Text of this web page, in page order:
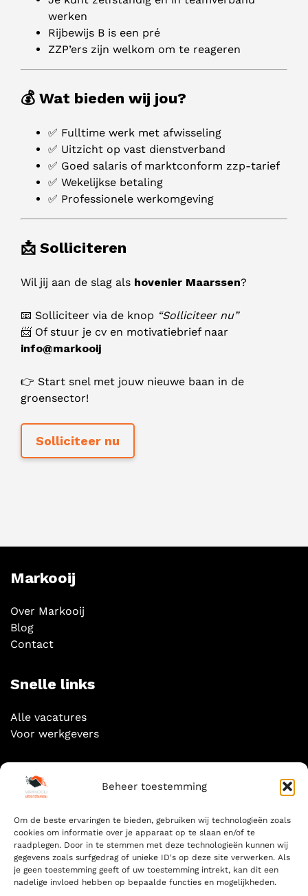
Beheer toestemming
Om de beste ervaringen te bieden, gebruiken wij technologieën zoals
cookies om informatie over je apparaat op te slaan en/of te
raadplegen. Door in te stemmen met deze technologieën kunnen wij
gegevens zoals surfgedrag of unieke ID's op deze site verwerken. Als
je geen toestemming geeft of uw toestemming intrekt, kan dit een
nadelige invloed hebben op bepaalde functies en mogelijkheden.
werken
Rijbewijs B is een pré
ZZP’ers zijn welkom om te reageren
💰 Wat bieden wij jou?
✅ Fulltime werk met afwisseling
✅ Uitzicht op vast dienstverband
✅ Goed salaris of marktconform zzp-tarief
✅ Wekelijkse betaling
✅ Professionele werkomgeving
📩 Solliciteren
Wil jij aan de slag als hovenier Maarssen?
📧 Solliciteer via de knop “Solliciteer nu”
📨 Of stuur je cv en motivatiebrief naar
info@markooij
👉 Start snel met jouw nieuwe baan in de
groensector!
Markooij
Over Markooij
Blog
Contact
Snelle links
Alle vacatures
Voor werkgevers
Socials
Zoeken